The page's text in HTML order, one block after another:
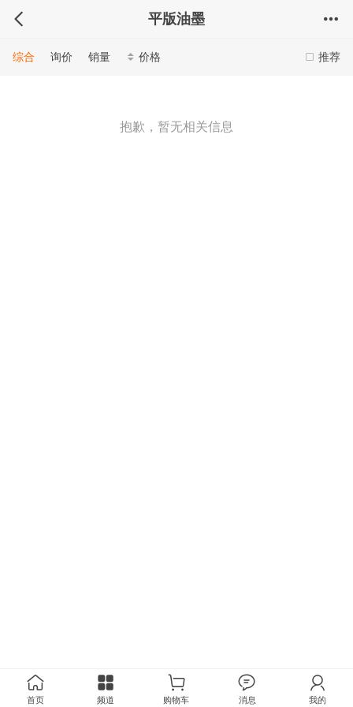
平版油墨
推荐
综合 询价 销量 价格
抱歉，暂无相关信息
首页 频道 购物车 消息 我的